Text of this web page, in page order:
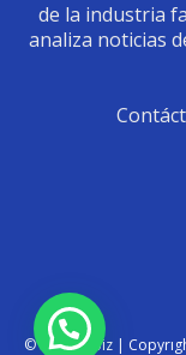
de la industria
analiza noticias
© Pharmabiz |